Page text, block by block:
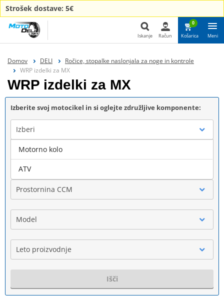
Strošek dostave: 5€
Iskanje
Iskanje Račun
0
Košarica Meni
Domov DELI
Ročice, stopalke naslonjala za noge in kontrole
WRP izdelki za MX
WRP izdelki za MX
Izberite svoj motocikel in si oglejte združljive komponente:
Izberi
Blagovna znamka
Prostornina CCM
Model
Leto proizvodnje
Išči
Motorno kolo
ATV